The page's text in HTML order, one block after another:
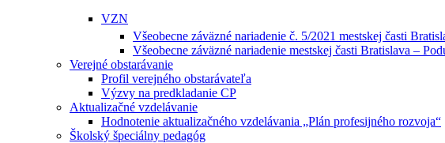
VZN
Všeobecne záväzné nariadenie č. 5/2021 mestskej časti
Všeobecne záväzné nariadenie mestskej časti Bratislava –
Verejné obstarávanie
Profil verejného obstarávateľa
Výzvy na predkladanie CP
Aktualizačné vzdelávanie
Hodnotenie aktualizačného vzdelávania „Plán profesijného rozvoja“
Školský špeciálny pedagóg